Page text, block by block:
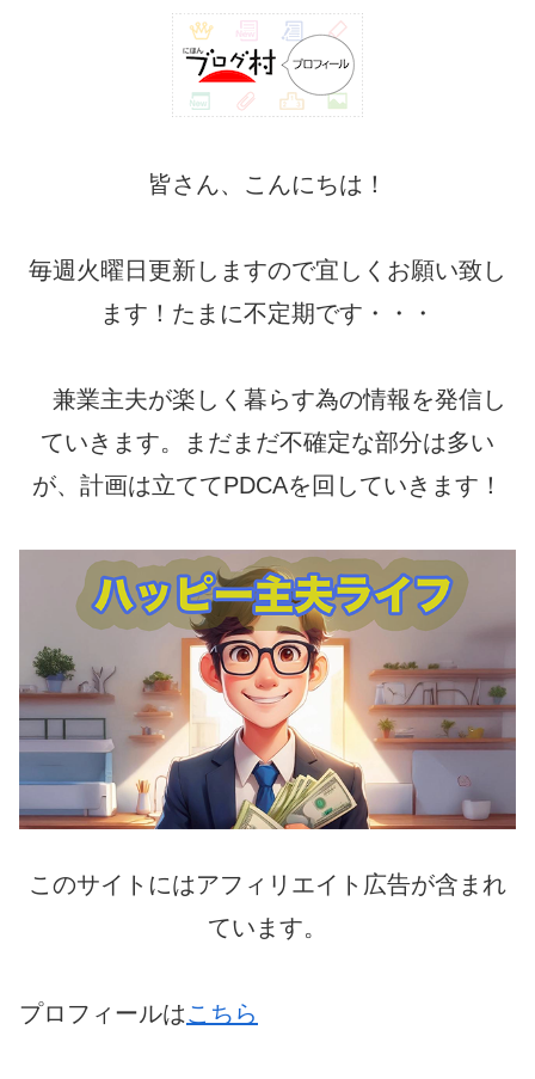
皆さん、こんにちは！
毎週火曜日更新しますので宜しくお願い致し
ます！たまに不定期です・・・
兼業主夫が楽しく暮らす為の情報を発信し
ていきます。まだまだ不確定な部分は多い
が、計画は立ててPDCAを回していきます！
このサイトにはアフィリエイト広告が含まれ
ています。
プロフィールはこちら